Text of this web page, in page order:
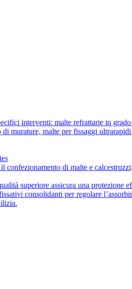
interventi: malte refrattarie in
murature, malte per fissaggi
confezionamento di malte e
superiore assicura una protezione
consolidanti per regolare